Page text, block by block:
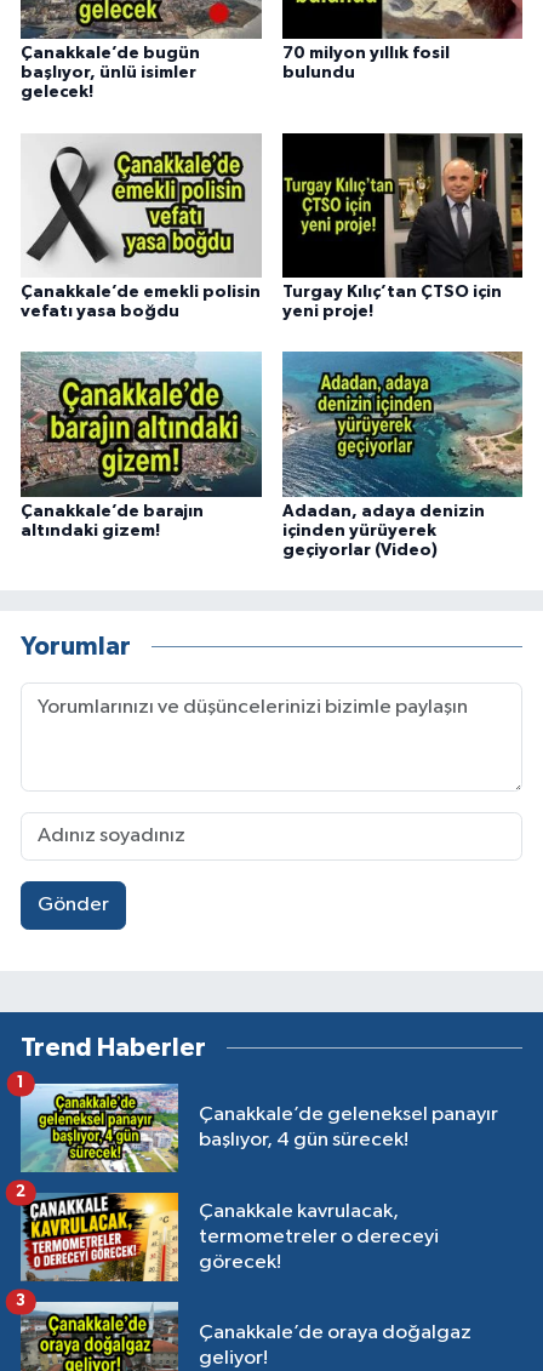
Çanakkale’de bugün
başlıyor, ünlü isimler
gelecek!
70 milyon yıllık fosil
bulundu
Çanakkale’de emekli polisin
vefatı yasa boğdu
Turgay Kılıç’tan ÇTSO için
yeni proje!
Çanakkale’de barajın
altındaki gizem!
Adadan, adaya denizin
içinden yürüyerek
geçiyorlar (Video)
Yorumlar
Gönder
Trend Haberler
Çanakkale’de geleneksel panayır
başlıyor, 4 gün sürecek!
1
Çanakkale kavrulacak,
termometreler o dereceyi
görecek!
2
Çanakkale’de oraya doğalgaz
geliyor!
3